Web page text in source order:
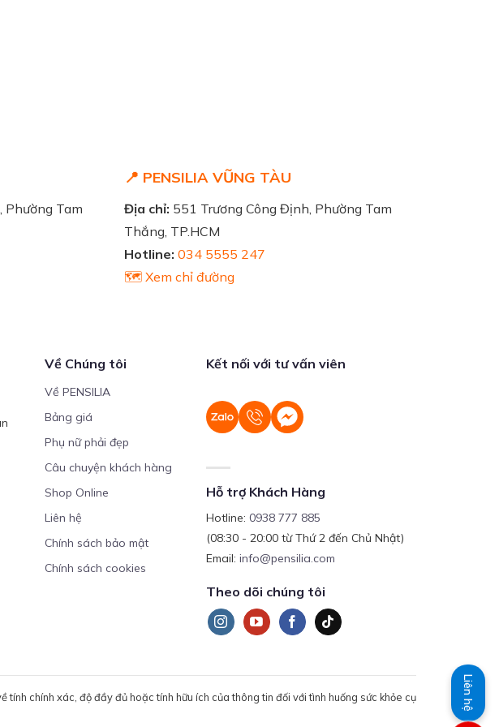
Phường Tam
📍 PENSILIA VŨNG TÀU
Địa chỉ: 551 Trương Công Định, Phường Tam
Thắng, TP.HCM
Hotline: 034 5555 247
🗺️ Xem chỉ đường
Về Chúng tôi
Về PENSILIA
Bảng giá
Phụ nữ phải đẹp
Câu chuyện khách hàng
Shop Online
Liên hệ
Chính sách bảo mật
Chính sách cookies
Kết nối với tư vấn viên
Hỗ trợ Khách Hàng
Hotline:0938 777 885
(08:30 - 20:00 từ Thứ 2 đến Chủ Nhật)
Email:info@pensilia.com
Theo dõi chúng tôi
chính xác, độ đầy đủ hoặc tính hữu ích của thông tin đối với tình huống sức khỏe cụ
Liên hệ